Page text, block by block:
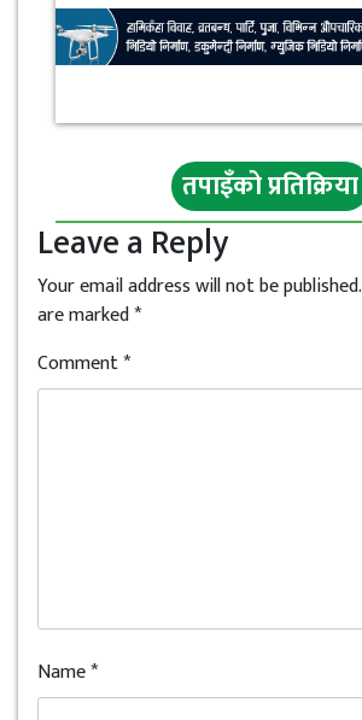
तपाइँको प्रतिक्रिया
Leave a Reply
Your email address will not be published.
are marked*
Comment*
Name*